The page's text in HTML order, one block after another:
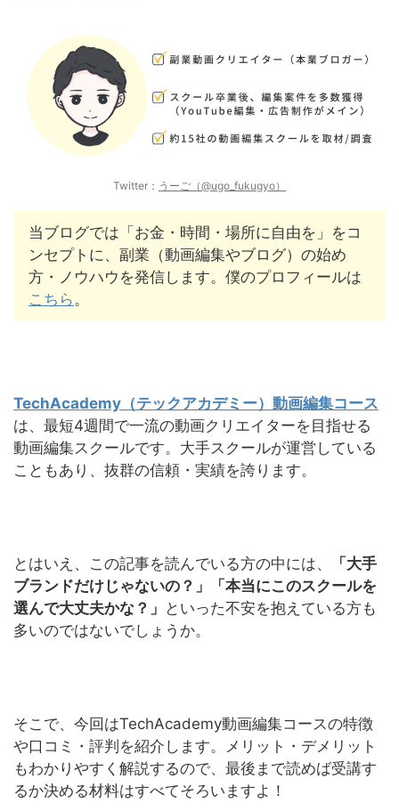
Twitter： うーご（@ugo_fukugyo）
当ブログでは「お金・時間・場所に自由を」をコ
ンセプトに、副業（動画編集やブログ）の始め
方・ノウハウを発信します。僕のプロフィールは
こちら。
TechAcademy（テックアカデミー）動画編集コース
は、最短4週間で一流の動画クリエイターを目指せる
動画編集スクールです。大手スクールが運営している
こともあり、抜群の信頼・実績を誇ります。
とはいえ、この記事を読んでいる方の中には、
「大手
ブランドだけじゃないの？」「本当にこのスクールを
選んで大丈夫かな？」 といった不安を抱えている方も
多いのではないでしょうか。
そこで、今回はTechAcademy動画編集コースの特徴
や口コミ・評判を紹介します。メリット・デメリット
もわかりやすく解説するので、最後まで読めば受講す
るか決める材料はすべてそろいますよ！